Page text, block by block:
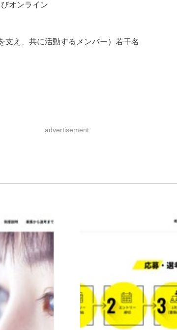
オンライン
長を支え、共に活動するメンバー）若干名
advertisement